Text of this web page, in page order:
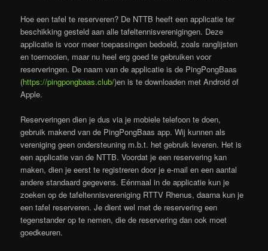
Hoe een tafel te reserveren? De NTTB heeft een applicatie ter
beschikking gesteld aan alle tafeltennisverenigingen. Deze
applicatie is voor meer toepassingen bedoeld, zoals ranglijsten
en toernooien, maar nu heel erg goed te gebruiken voor
reserveringen. De naam van de applicatie is de PingPongBaas
(https://pingpongbaas.club/)en is te downloaden met Android of
Apple.
Reserveringen dien je dus via je mobiele telefoon te doen,
gebruik makend van de PingPongBaas app. Wij kunnen als
vereniging geen ondersteuning m.b.t. het gebruik leveren. Het is
een applicatie van de NTTB. Voordat je een reservering kan
maken, dien je eerst te registreren door je e-mail en een aantal
andere standaard gegevens. Eénmaal in de applicatie kun je
zoeken op de tafeltennisvereniging RTTV Rhenus, daarna kun je
een tafel reserveren. Je dient wel met de reservering een
tegenstander op te nemen, die de reservering dan ook moet
goedkeuren.